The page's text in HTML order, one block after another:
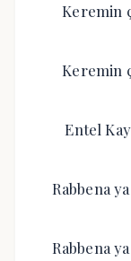
Keremin
Keremin
Entel
Rabbena
Rabbena